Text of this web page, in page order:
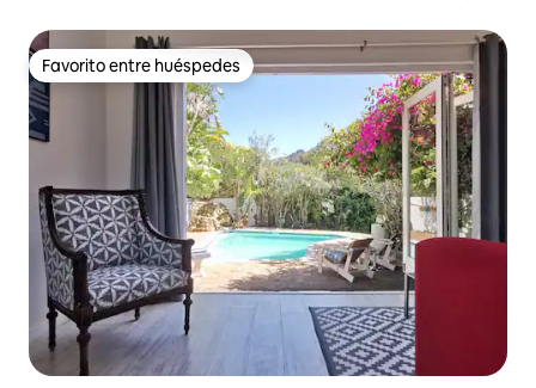
Favorito entre huéspedes
Favorito entre huéspedes